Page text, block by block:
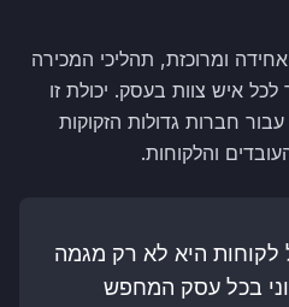
ומרוכזת, תהליכי המכירה
לכל איש צוות בעסק. יכולת זו
חברות גדולות הזקוקות
והלקוחות.
לקוחות היא לא רק מגמה
בכל עסק המחפש